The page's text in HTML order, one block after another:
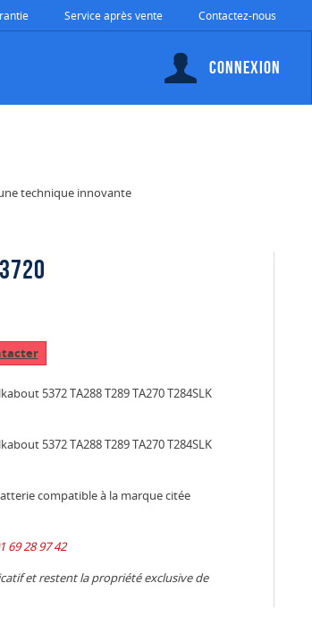
Service après vente Contactez-nous
Connexion
technique innovante
5372 TA288 T289 TA270 T284SLK
5372 TA288 T289 TA270 T284SLK
compatible à la marque citée
69 28 97 42
et restent la propriété exclusive de